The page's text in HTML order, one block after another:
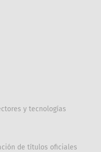
y tecnologías
de títulos oficiales